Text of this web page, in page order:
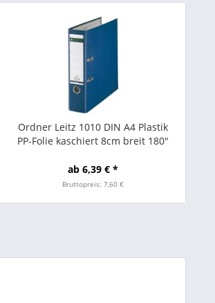
Ordner Leitz 1010 DIN A4 Plastik
PP-Folie kaschiert 8cm breit 180"
ab 6,39 € *
Bruttopreis: 7,60 €